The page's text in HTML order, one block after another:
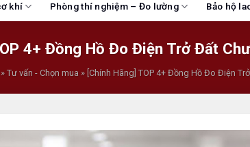
khí Phòng thí nghiệm – Đo lường Bảo hộ
4+ Đồng Hồ Đo Điện Trở Đất
Tư vấn - Chọn mua » [Chính Hãng] TOP 4+ Đồng Hồ Đo Điện